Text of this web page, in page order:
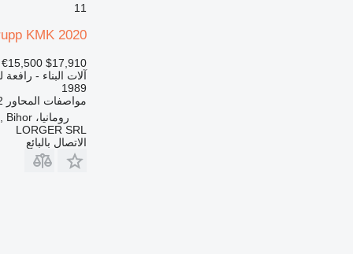
11
KMK 2020
$17,910
€15,500
آلات البناء -
1989
مواصفات المحاور
رومانيا، Tarcea, Bihor
LORGER SRL
الاتصال بالبائع